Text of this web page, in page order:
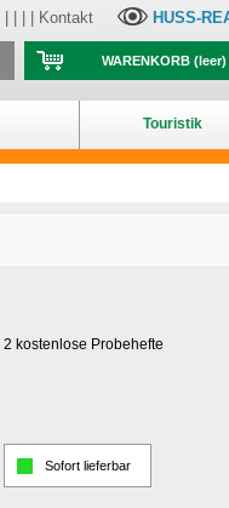
Touristik
Kontakt HUSS-
WARENKORB(leer)
2 kostenlose Probehefte
Sofort lieferbar